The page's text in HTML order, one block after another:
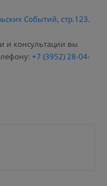
Событий, стр.123.
и консультации вы
+7 (3952) 28-04-